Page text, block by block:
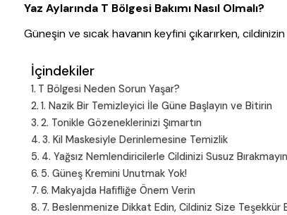
Yaz Aylarında T Bölgesi Bakımı Nasıl Olmalı?
Güneşin ve sıcak havanın keyfini çıkarırken,
İçindekiler
T Bölgesi Neden Sorun Yaşar?
1. Nazik Bir Temizleyici İle Güne Başlayın ve Bitirin
2. Tonikle Gözeneklerinizi Şımartın
3. Kil Maskesiyle Derinlemesine Temizlik
4. Yağsız Nemlendiricilerle Cildinizi Susuz Bırakmayın
5. Güneş Kremini Unutmak Yok!
6. Makyajda Hafifliğe Önem Verin
7. Beslenmenize Dikkat Edin, Cildiniz Size Teşekkür